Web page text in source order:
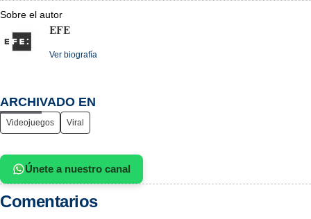
Sobre el autor
EFE
Ver biografía
ARCHIVADO EN
Videojuegos Viral
Únete a nuestro canal
Comentarios